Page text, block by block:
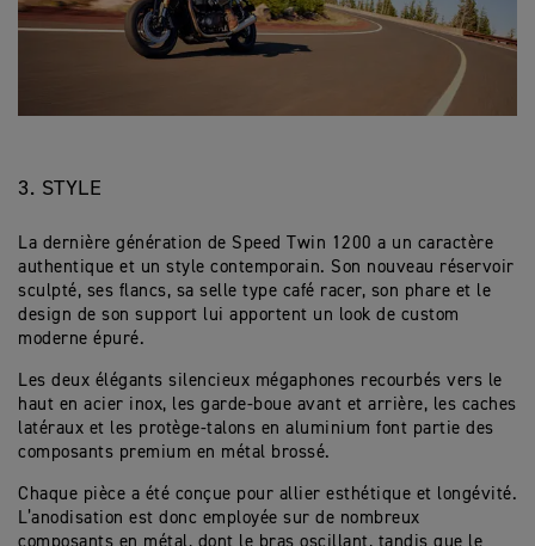
3. STYLE
La dernière génération de Speed Twin 1200 a un caractère
authentique et un style contemporain. Son nouveau réservoir
sculpté, ses flancs, sa selle type café racer, son phare et le
design de son support lui apportent un look de custom
moderne épuré.
Les deux élégants silencieux mégaphones recourbés vers le
haut en acier inox, les garde-boue avant et arrière, les caches
latéraux et les protège-talons en aluminium font partie des
composants premium en métal brossé.
Chaque pièce a été conçue pour allier esthétique et longévité.
L’anodisation est donc employée sur de nombreux
composants en métal, dont le bras oscillant, tandis que le